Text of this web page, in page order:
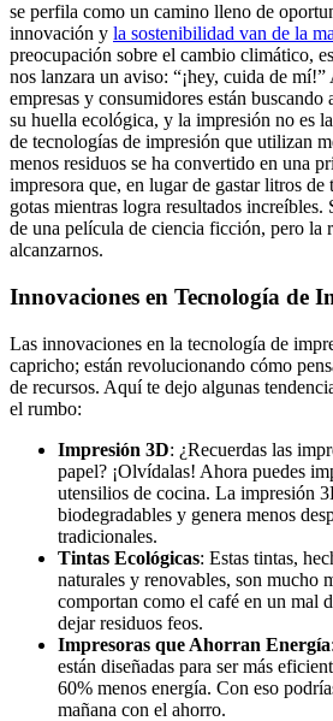
se perfila como un camino lleno de
innovación y la sostenibilidad van de la
preocupación sobre el cambio climático,
nos lanzara un aviso: “¡hey, cuida de
empresas y consumidores están
su huella ecológica, y la impresión no es
de tecnologías de impresión que utilizan
menos residuos se ha convertido en una
impresora que, en lugar de gastar litros de
gotas mientras logra resultados increíbles.
de una película de ciencia ficción, pero la
alcanzarnos.
Innovaciones en Tecnología de
Las innovaciones en la tecnología de
capricho; están revolucionando cómo
de recursos. Aquí te dejo algunas
el rumbo:
Impresión 3D: ¿Recuerdas las
papel? ¡Olvídalas! Ahora puedes
utensilios de cocina. La impresión
biodegradables y genera menos
tradicionales.
Tintas Ecológicas: Estas tintas,
naturales y renovables, son mucho
comportan como el café en un mal
dejar residuos feos.
Impresoras que Ahorran Energía
están diseñadas para ser más
60% menos energía. Con eso
mañana con el ahorro.